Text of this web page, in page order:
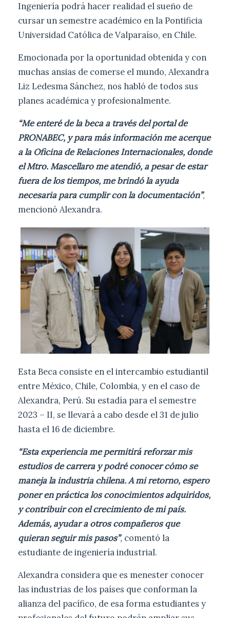
Ingeniería podrá hacer realidad el sueño de
cursar un semestre académico en la Pontificia
Universidad Católica de Valparaíso, en Chile.
Emocionada por la oportunidad obtenida y con
muchas ansias de comerse el mundo, Alexandra
Liz Ledesma Sánchez, nos habló de todos sus
planes académica y profesionalmente.
“Me enteré de la beca a través del portal de
PRONABEC, y para más información me acerque
a la Oficina de Relaciones Internacionales, donde
el Mtro. Mascellaro me atendió, a pesar de estar
fuera de los tiempos, me brindó la ayuda
necesaria para cumplir con la documentación”,
mencionó Alexandra.
Esta Beca consiste en el intercambio estudiantil
entre México, Chile, Colombia, y en el caso de
Alexandra, Perú. Su estadía para el semestre
2023 – II, se llevará a cabo desde el 31 de julio
hasta el 16 de diciembre.
“Esta experiencia me permitirá reforzar mis
estudios de carrera y podré conocer cómo se
maneja la industria chilena. A mi retorno, espero
poner en práctica los conocimientos adquiridos,
y contribuir con el crecimiento de mi país.
Además, ayudar a otros compañeros que
quieran seguir mis pasos”, comentó la
estudiante de ingeniería industrial.
Alexandra considera que es menester conocer
las industrias de los países que conforman la
alianza del pacífico, de esa forma estudiantes y